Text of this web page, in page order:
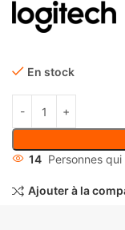
En stock
14 Personnes
Ajouter à la